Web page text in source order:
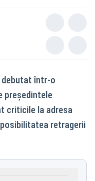
debutat într-o
președintele
criticile la adresa
retragerii